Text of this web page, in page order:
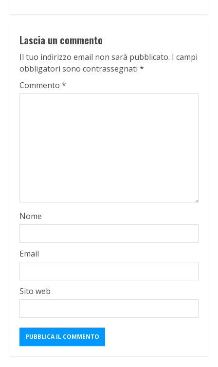
Lascia un commento
Il tuo indirizzo email non sarà pubblicato. I campi
obbligatori sono contrassegnati *
Commento *
Nome
Email
Sito web